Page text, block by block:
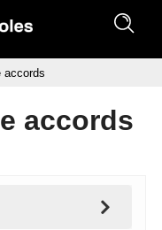
accords
accords